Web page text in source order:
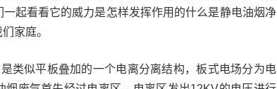
起看看它的威力是怎样发挥作用的什么是静电油烟净
家庭。
类似平板叠加的一个电离分离结构，板式电场分为电